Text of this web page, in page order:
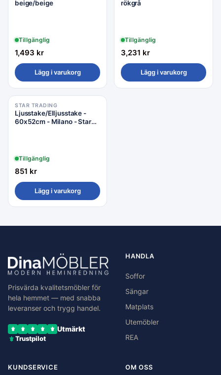
beige/beige
Tillgänglig
1,493 kr
Lägg i varukorg
rökgrå
Tillgänglig
3,231 kr
Lägg i varukorg
STAR TRADING
Ljusstake/Elljusstake -
60x52cm - Milano - Star
Tillgänglig
851 kr
Lägg i varukorg
Prisvärda kvalitetsmöbler för
hela hemmet — med snabba
leveranser och trygg handel.
Utmärkt
Trustpilot
HANDLA
Soffor
Sängar
Matplats
Utemöbler
REA
KUNDSERVICE OM OSS